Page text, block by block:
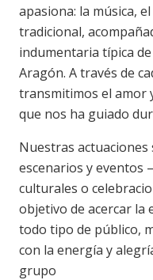
apasiona: la música,
tradicional,
indumentaria típica
Aragón. A través de
transmitimos el amor
que nos ha guiado
Nuestras
escenarios y eventos
culturales o
objetivo de acercar la
todo tipo de público,
con la energía y
grupo